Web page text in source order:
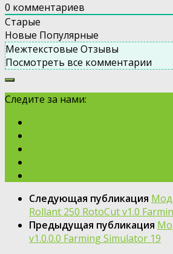
0 комментариев
Старые
Новые Популярные
Межтекстовые Отзывы
Посмотреть все комментарии
Следите за нами:
Следующая публикация
Rollant 250 RotoCut v1.0
Предыдущая публикация
v1.0.0.0 Farming Simulator 19